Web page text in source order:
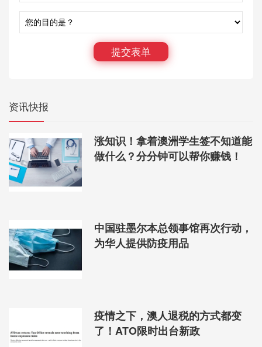
提交表单
资讯快报
涨知识！拿着澳洲学生签不知道能
做什么？分分钟可以帮你赚钱！
中国驻墨尔本总领事馆再次行动，
为华人提供防疫用品
疫情之下，澳人退税的方式都变
了！ATO限时出台新政